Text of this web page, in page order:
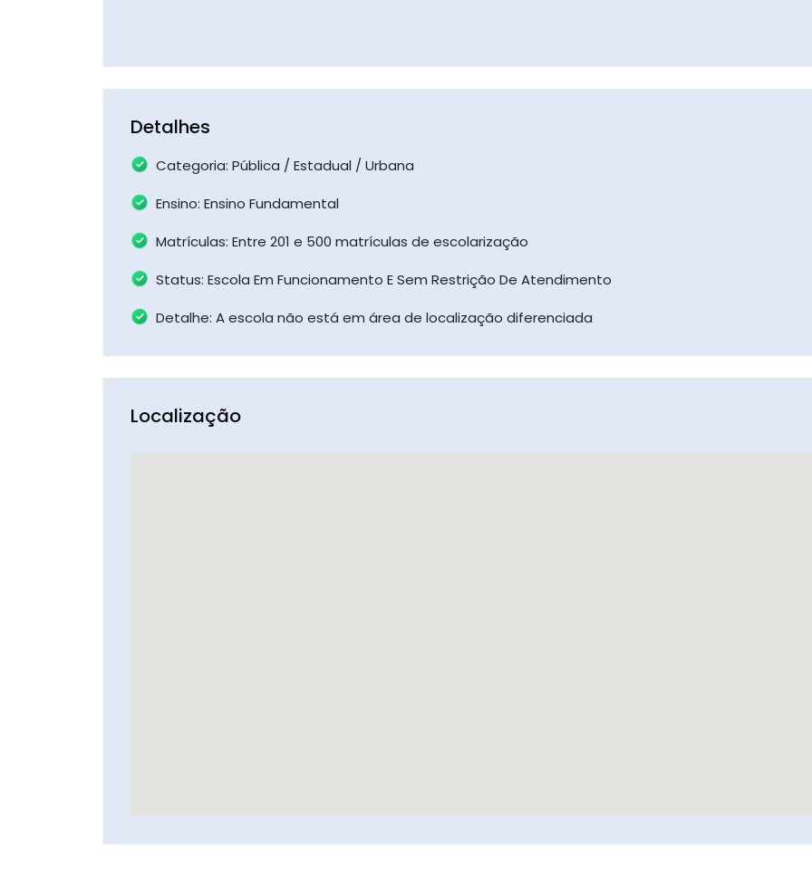
Detalhes
Categoria: Pública / Estadual / Urbana
Ensino: Ensino Fundamental
Matrículas: Entre 201 e 500 matrículas de escolarização
Status: Escola Em Funcionamento E Sem Restrição De Atendimento
Detalhe: A escola não está em área de localização diferenciada
Localização